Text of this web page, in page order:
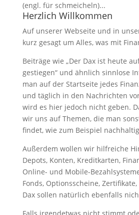
(engl. für schmeicheln)...
Herzlich Willkommen
Auf unserer Webseite und in
kurz gesagt um Alles, was mit
Beiträge wie „Der Dax ist heute
gestiegen“ und ähnlich sinnlose
man auf der Startseite jedes
und täglich in den Nachrichten
wird es hier jedoch nicht geben.
wir uns auf Themen, die man
findet, wie zum Beispiel
Außerdem wollen wir hilfreiche
Depots, Konten, Kreditkarten,
Online- und Mobile-
Fonds, Optionsscheine,
Dax sollen natürlich ebenfalls